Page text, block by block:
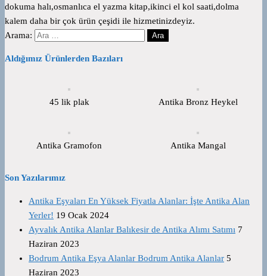
dokuma halı,osmanlıca el yazma kitap,ikinci el kol saati,dolma
kalem daha bir çok ürün çeşidi ile hizmetinizdeyiz.
Arama:
Aldığımız Ürünlerden Bazıları
45 lik plak Antika Bronz Heykel
Antika Gramofon Antika Mangal
Son Yazılarımız
Antika Eşyaları En Yüksek Fiyatla Alanlar: İşte Antika Alan
Yerler! 19 Ocak 2024
Ayvalık Antika Alanlar Balıkesir de Antika Alımı Satımı 7
Haziran 2023
Bodrum Antika Eşya Alanlar Bodrum Antika Alanlar 5
Haziran 2023